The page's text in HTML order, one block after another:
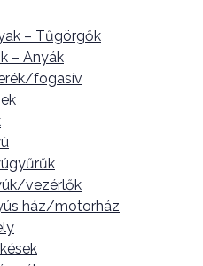
– Tűgörgők
– Anyák
fogasív
vezérlők
ház/motorház